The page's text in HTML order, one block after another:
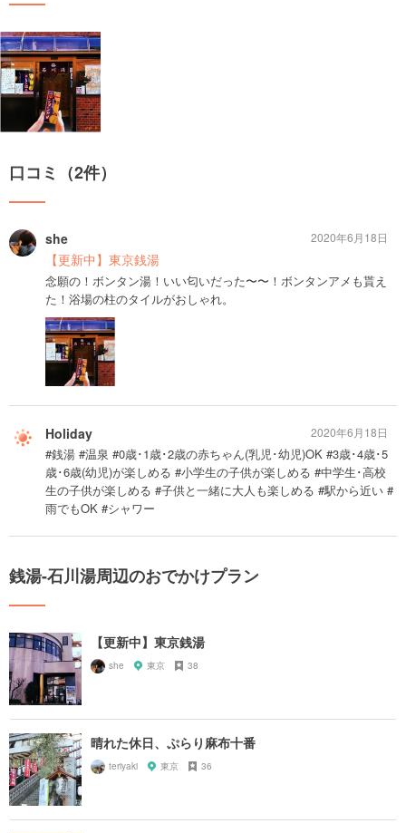
口コミ（2件）
she
【更新中】東京銭湯
念願の！ボンタン湯！いい匂いだった〜〜！ボンタンアメも貰え
た！浴場の柱のタイルがおしゃれ。
2020年6月18日
Holiday
#銭湯 #温泉 #0歳･1歳･2歳の赤ちゃん(乳児･幼児)OK #3歳･4歳･5
歳･6歳(幼児)が楽しめる #小学生の子供が楽しめる #中学生･高校
生の子供が楽しめる #子供と一緒に大人も楽しめる #駅から近い #
雨でもOK #シャワー
2020年6月18日
銭湯-石川湯周辺のおでかけプラン
【更新中】東京銭湯
she 東京 38
晴れた休日、ぷらり麻布十番
teriyaki 東京 36